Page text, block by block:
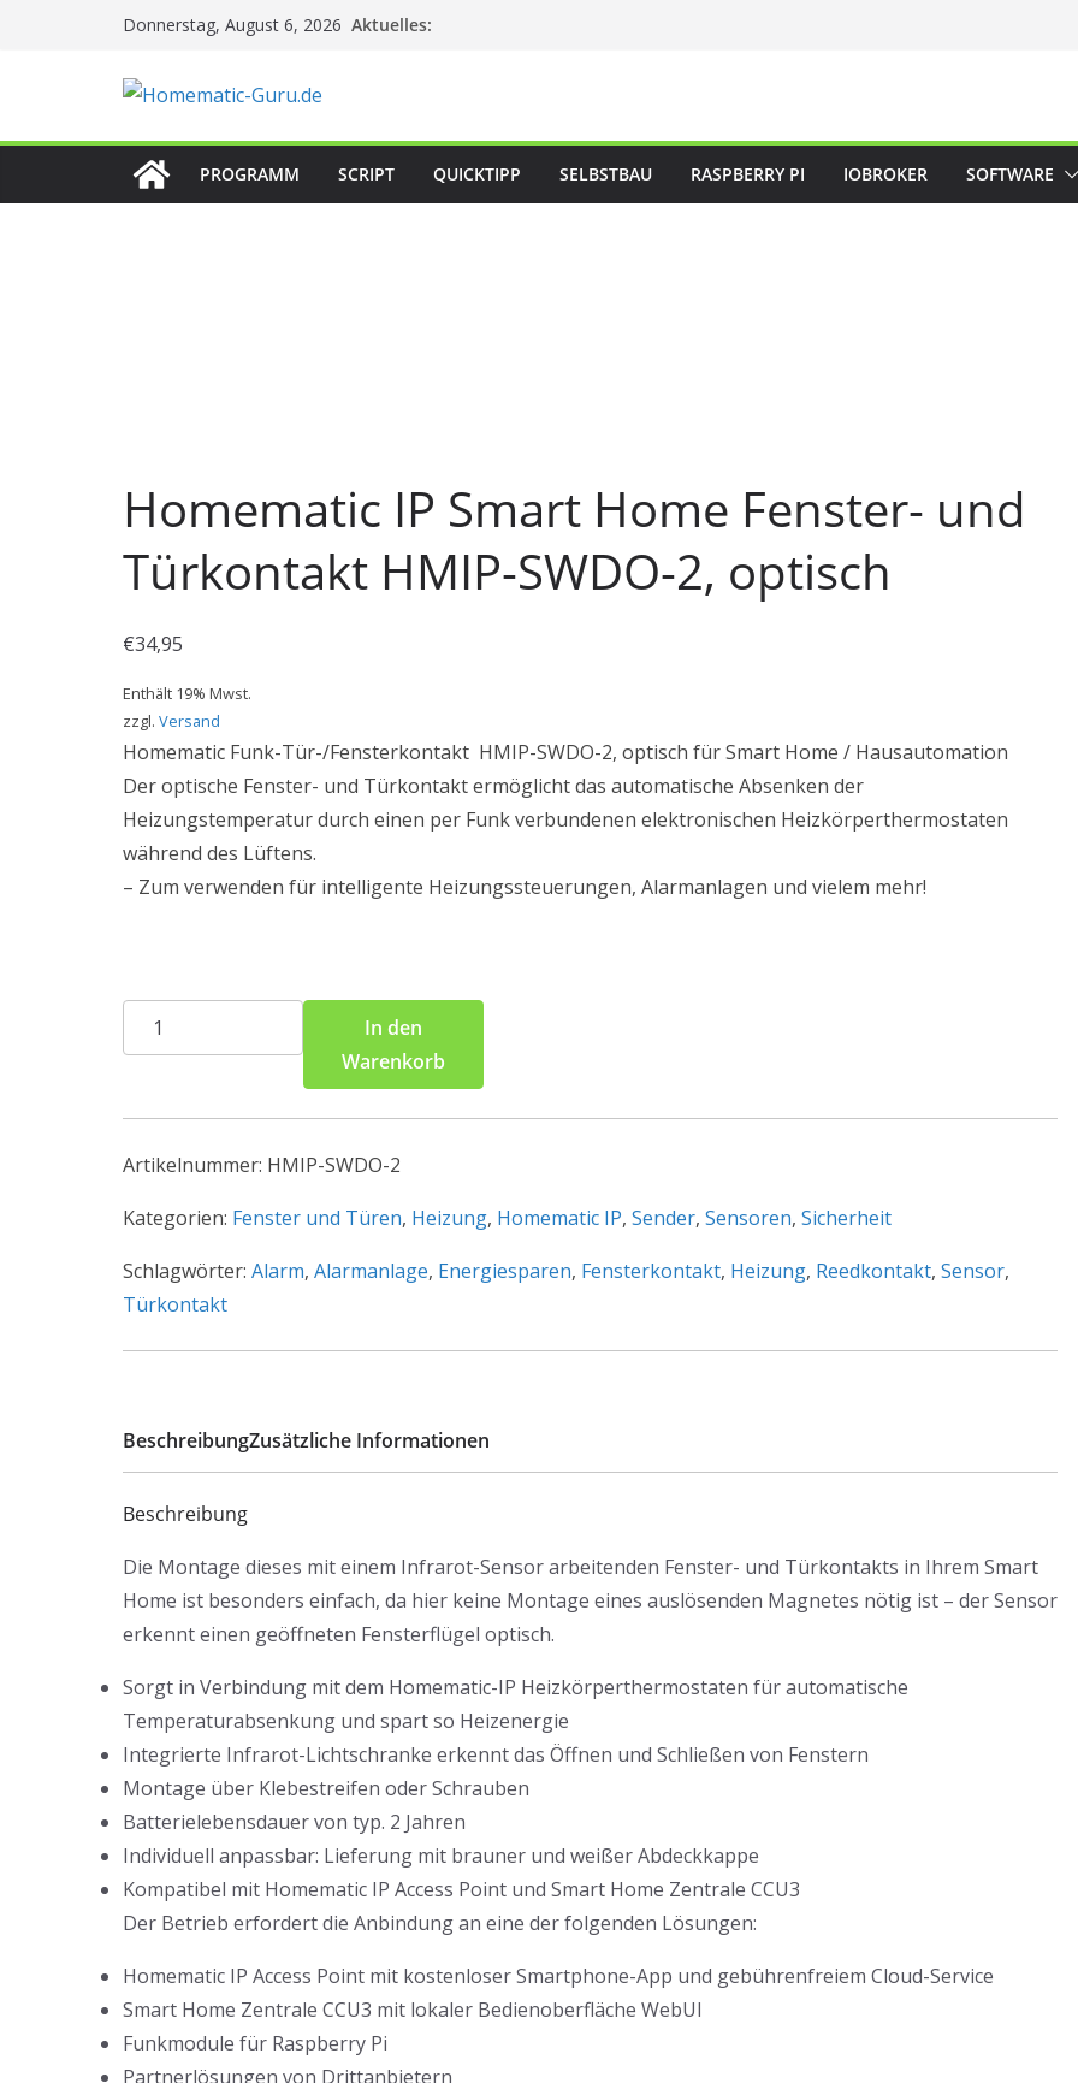
Donnerstag, August 6, 2026 Aktuelles:
PROGRAMM SCRIPT QUICKTIPP SELBSTBAU RASPBERRY PI IOBROKER SOFTWARE
Homematic IP Smart Home Fenster- und
Türkontakt HMIP-SWDO-2, optisch
€34,95
Enthält 19% Mwst.
zzgl. Versand
Homematic Funk-Tür-/Fensterkontakt HMIP-SWDO-2, optisch für Smart Home / Hausautomation
Der optische Fenster- und Türkontakt ermöglicht das automatische Absenken der
Heizungstemperatur durch einen per Funk verbundenen elektronischen Heizkörperthermostaten
während des Lüftens.
– Zum verwenden für intelligente Heizungssteuerungen, Alarmanlagen und vielem mehr!
Homematic
IP
Home
Türkontakt
SWDO-
2,
optisch
In den
Warenkorb
Artikelnummer: HMIP-SWDO-2
Kategorien: Fenster und Türen, Heizung, Homematic IP, Sender, Sensoren, Sicherheit
Schlagwörter: Alarm, Alarmanlage, Energiesparen, Fensterkontakt, Heizung, Reedkontakt, Sensor,
Türkontakt
BeschreibungZusätzliche Informationen
Beschreibung
Die Montage dieses mit einem Infrarot-Sensor arbeitenden Fenster- und Türkontakts in Ihrem Smart
Home ist besonders einfach, da hier keine Montage eines auslösenden Magnetes nötig ist – der Sensor
erkennt einen geöffneten Fensterflügel optisch.
Sorgt in Verbindung mit dem Homematic-IP Heizkörperthermostaten für automatische
Temperaturabsenkung und spart so Heizenergie
Integrierte Infrarot-Lichtschranke erkennt das Öffnen und Schließen von Fenstern
Montage über Klebestreifen oder Schrauben
Batterielebensdauer von typ. 2 Jahren
Individuell anpassbar: Lieferung mit brauner und weißer Abdeckkappe
Kompatibel mit Homematic IP Access Point und Smart Home Zentrale CCU3
Der Betrieb erfordert die Anbindung an eine der folgenden Lösungen:
Homematic IP Access Point mit kostenloser Smartphone-App und gebührenfreiem Cloud-Service
Smart Home Zentrale CCU3 mit lokaler Bedienoberfläche WebUI
Funkmodule für Raspberry Pi
Partnerlösungen von Drittanbietern